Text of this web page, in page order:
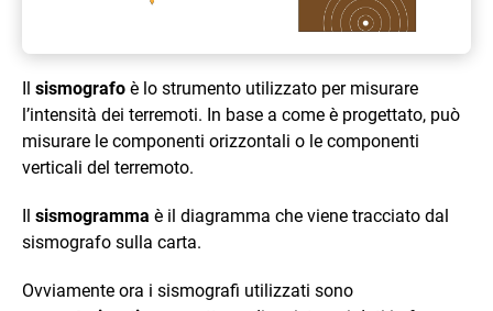
Il sismografo è lo strumento utilizzato per misurare
l’intensità dei terremoti. In base a come è progettato, può
misurare le componenti orizzontali o le componenti
verticali del terremoto.
Il sismogramma è il diagramma che viene tracciato dal
sismografo sulla carta.
Ovviamente ora i sismografi utilizzati sono